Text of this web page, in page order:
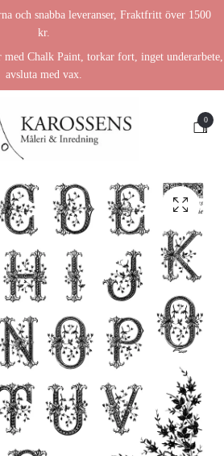
och snabba leveranser, Fraktfritt över 1500
kr.
Chalk Paint, torkar fort, inget underarbete,
avsluta med vax.
0